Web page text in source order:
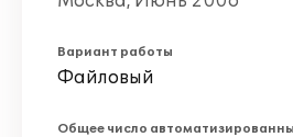
Вариант работы
Файловый
Общее число